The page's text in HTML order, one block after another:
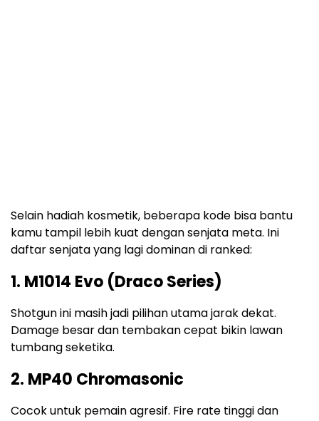
Selain hadiah kosmetik, beberapa kode bisa bantu
kamu tampil lebih kuat dengan senjata meta. Ini
daftar senjata yang lagi dominan di ranked:
1. M1014 Evo (Draco Series)
Shotgun ini masih jadi pilihan utama jarak dekat.
Damage besar dan tembakan cepat bikin lawan
tumbang seketika.
2. MP40 Chromasonic
Cocok untuk pemain agresif. Fire rate tinggi dan